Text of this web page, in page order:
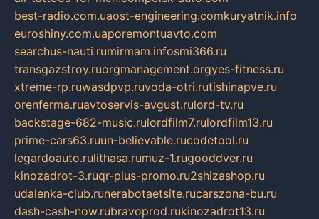
best-radio.com.uaost-engineering.comkuryatnik.info
euroshiny.com.uaporemontuavto.com
searchus-nauti.rumirmam.infosmi366.ru
transgazstroy.ruorgmanagement.orgyes-fitness.ru
xtreme-rp.ruwasdpvp.ruvoda-otri.rutishinapve.ru
orenferma.ruavtoservis-avgust.rulord-tv.ru
backstage-682-music.rulordfilm7.rulordfilm13.ru
prime-cars63.ruun-believable.rucodetool.ru
legardoauto.rulithasa.rumuz-1.rugooddver.ru
kinozadrot-3.ruqr-plus-promo.ru2shizashop.ru
udalenka-club.runerabotaetsite.rucarszona-bu.ru
dash-cash-now.rubravoprod.rukinozadrot13.ru